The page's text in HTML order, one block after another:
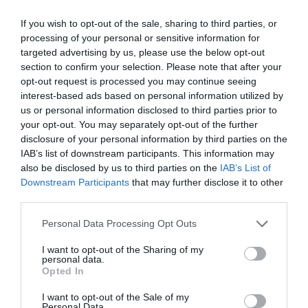
If you wish to opt-out of the sale, sharing to third parties, or
processing of your personal or sensitive information for
targeted advertising by us, please use the below opt-out
section to confirm your selection. Please note that after your
opt-out request is processed you may continue seeing
interest-based ads based on personal information utilized by
us or personal information disclosed to third parties prior to
your opt-out. You may separately opt-out of the further
disclosure of your personal information by third parties on the
IAB’s list of downstream participants. This information may
also be disclosed by us to third parties on the IAB’s List of
Downstream Participants that may further disclose it to other
Please note that this website/app uses one or more Google
not limited to your visit or usage behaviour. You may click to
grant or deny consent to Google and its third-party tags to
use your data for below specified purposes in below Google
consent section.
Personal Data Processing Opt Outs
I want to opt-out of the Sharing of my
personal data.
Opted In
I want to opt-out of the Sale of my
Ακολουθήστε το evima.gr στοGoogle News
Διαβάστε όλες τις ειδήσεις για την Εύβοια
Διαβάστε όλες τιςτελευταίες ειδήσειςγια την
Ελλάδακαι τον Κόσμοστοevima.gr
TAGS: #KAIROS
ΑΝΟΔΟΣ ΘΕΡΜΟΚΡΑΣΙΑΣ
ΕΙΔΗΣΕΙΣ ΕΥΒΟΙΑ
ΕΥΒΟΙΑ ΝΕΑ
ΡΟΗ ΕΙΔΗΣΕΩΝ
Έρχονται 40άρια μαζί με
θυελλώδη μελτέμια
Εύβοια: Ηχηρό μήνυμα πέντε
χρόνια μετά τη μεγάλη
καταστροφή του 2021